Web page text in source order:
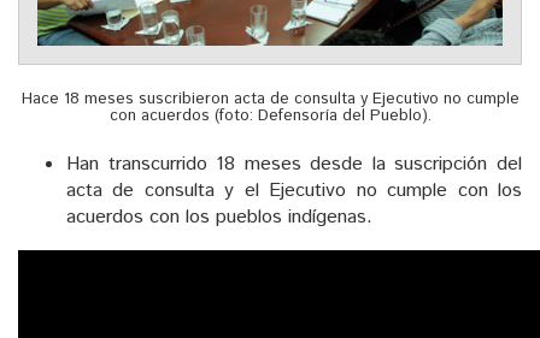
Hace 18 meses suscribieron acta de consulta y Ejecutivo no cumple
con acuerdos (foto: Defensoría del Pueblo).
Han transcurrido 18 meses desde la suscripción del
acta de consulta y el Ejecutivo no cumple con los
acuerdos con los pueblos indígenas.